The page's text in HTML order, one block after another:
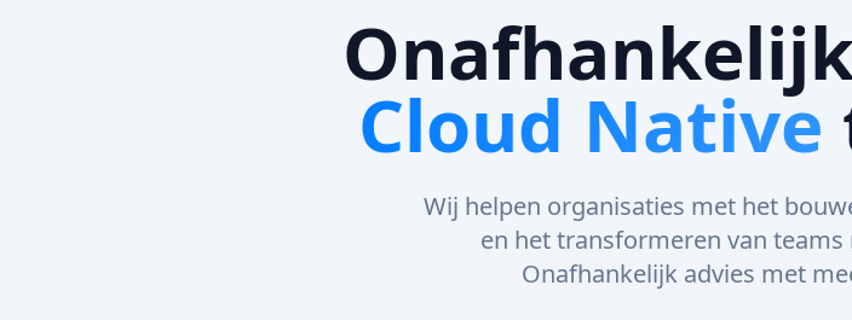
Cloud Native
Wij helpen organisaties met het
en het transformeren van teams
Onafhankelijk advies met